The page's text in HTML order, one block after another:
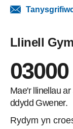
Llinell
Mae'r llinellau
ddydd Gwener.
Rydym yn